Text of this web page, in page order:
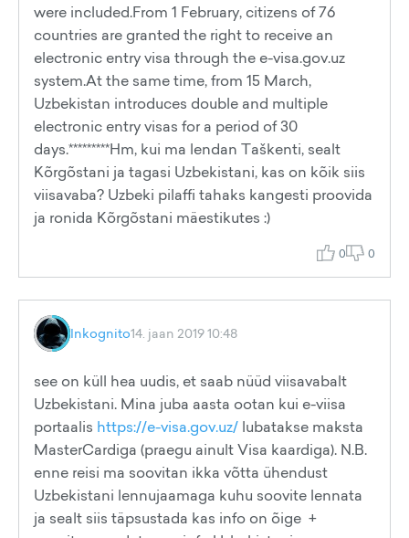
were included.From 1 February, citizens of 76
countries are granted the right to receive an
electronic entry visa through the e-visa.gov.uz
system.At the same time, from 15 March,
Uzbekistan introduces double and multiple
electronic entry visas for a period of 30
days.*********Hm, kui ma lendan Taškenti, sealt
Kõrgõstani ja tagasi Uzbekistani, kas on kõik siis
viisavaba? Uzbeki pilaffi tahaks kangesti proovida
ja ronida Kõrgõstani mäestikutes :)
0 0
Inkognito14. jaan 2019 10:48
see on küll hea uudis, et saab nüüd viisavabalt
Uzbekistani. Mina juba aasta ootan kui e-viisa
portaalis https://e-visa.gov.uz/ lubatakse maksta
MasterCardiga (praegu ainult Visa kaardiga). N.B.
enne reisi ma soovitan ikka võtta ühendust
Uzbekistani lennujaamaga kuhu soovite lennata
ja sealt siis täpsustada kas info on õige +